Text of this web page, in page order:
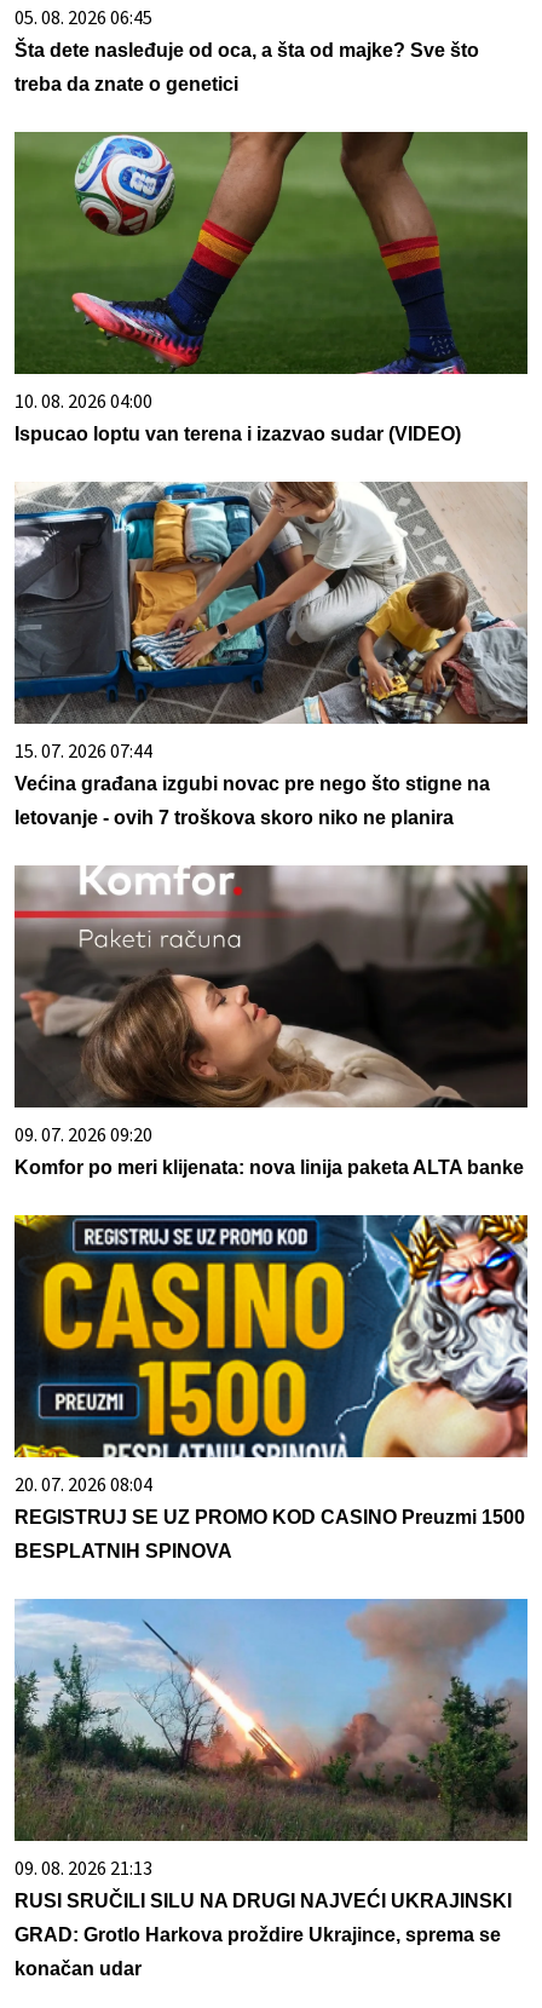
05. 08. 2026 06:45
Šta dete nasleđuje od oca, a šta od majke? Sve što
treba da znate o genetici
10. 08. 2026 04:00
Ispucao loptu van terena i izazvao sudar (VIDEO)
15. 07. 2026 07:44
Većina građana izgubi novac pre nego što stigne na
letovanje - ovih 7 troškova skoro niko ne planira
09. 07. 2026 09:20
Komfor po meri klijenata: nova linija paketa ALTA banke
20. 07. 2026 08:04
REGISTRUJ SE UZ PROMO KOD CASINO Preuzmi 1500
BESPLATNIH SPINOVA
09. 08. 2026 21:13
RUSI SRUČILI SILU NA DRUGI NAJVEĆI UKRAJINSKI
GRAD: Grotlo Harkova proždire Ukrajince, sprema se
konačan udar